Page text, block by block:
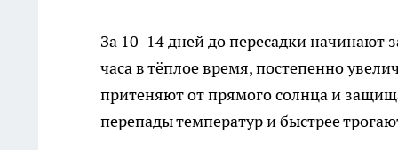
За 10–14 дней до пересадки начинают
часа в тёплое время, постепенно
притеняют от прямого солнца и
перепады температур и быстрее